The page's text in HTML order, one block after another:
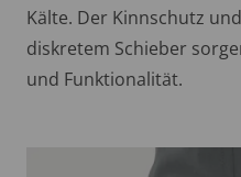
Kälte. Der Kinnschutz
diskretem Schieber
und Funktionalität.